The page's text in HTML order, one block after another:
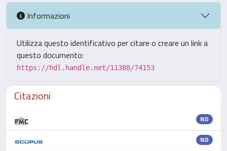
Informazioni
Utilizza questo identificativo per citare o creare un link a
questo documento:
https://hdl.handle.net/11388/74153
Citazioni
ND
ND